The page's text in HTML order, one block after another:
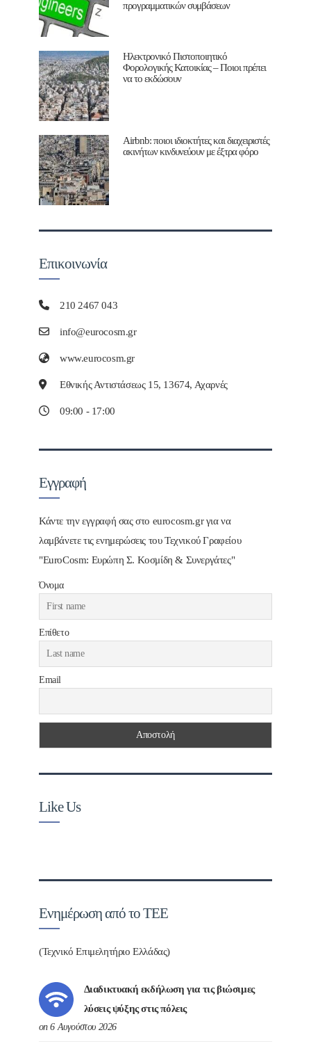
προγραμματικών συμβάσεων
Ηλεκτρονικό Πιστοποιητικό
Φορολογικής Κατοικίας – Ποιοι πρέπει
να το εκδώσουν
Airbnb: ποιοι ιδιοκτήτες και διαχειριστές
ακινήτων κινδυνεύουν με έξτρα φόρο
Επικοινωνία
210 2467 043
info@eurocosm.gr
www.eurocosm.gr
Εθνικής Αντιστάσεως 15, 13674, Αχαρνές
09:00 - 17:00
Εγγραφή
Κάντε την εγγραφή σας στο eurocosm.gr για να
λαμβάνετε τις ενημερώσεις του Τεχνικού Γραφείου
"EuroCosm: Ευρώπη Σ. Κοσμίδη & Συνεργάτες"
Όνομα
Επίθετο
Email
Like Us
Ενημέρωση από το ΤΕΕ
(Τεχνικό Επιμελητήριο Ελλάδας)
Διαδικτυακή εκδήλωση για τις βιώσιμες
λύσεις ψύξης στις πόλεις
on 6 Αυγούστου 2026